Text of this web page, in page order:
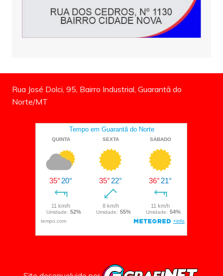
Rua José Dolci, 95, Bairro Industrial, Guarantã do
Norte/MT